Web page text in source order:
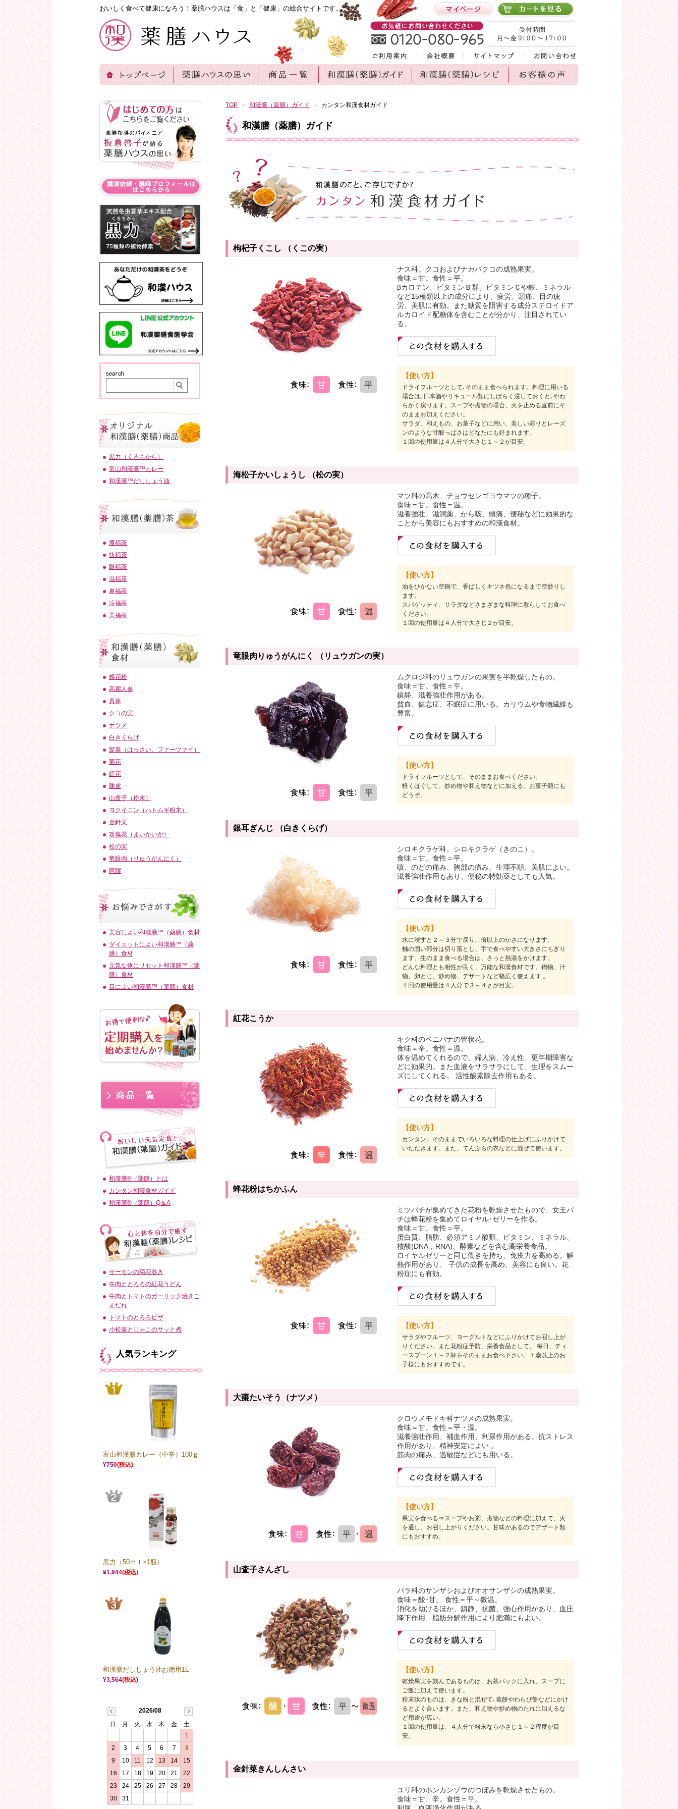
おいしく食べて健康になろう！薬膳ハウスは「食」と「健康」の総合サイトです。
TOP 和漢膳（薬膳）ガイド カンタン和漢食材ガイド
和漢膳（薬膳）ガイド
枸杞子くこし （くこの実）
ナス科。クコおよびナカバクコの成熟果実。
食味＝甘。食性＝平。
βカロテン、ビタミンＢ群、ビタミンＣや鉄、ミネラル
など15種類以上の成分により、疲労、頭痛、目の疲
労、美肌に有効。また糖質を阻害する成分ステロイドア
ルカロイド配糖体を含むことが分かり、注目されてい
る。
【使い方】
ドライフルーツとして､そのまま食べられます。料理に用いる
場合は､日本酒やリキュール類にしばらく浸しておくと､やわ
らかく戻ります。スープや煮物の場合、火を止める直前にそ
のままお加えください。
サラダ、和えもの、お菓子などに用い、美しい彩りとレーズ
ンのような甘酸っぱさはどなたにも好まれます。
１回の使用量は４人分で大さじ１～２が目安。
海松子かいしょうし （松の実）
マツ科の高木、チョウセンゴヨウマツの種子。
食味＝甘。食性＝温。
滋養強壮、滋潤薬、から咳、頭痛、便秘などに効果的な
ことから美容にもおすすめの和漢食材。
【使い方】
油をひかない空鍋で、香ばしくキツネ色になるまで空炒りし
ます。
スパゲッティ、サラダなどさまざまな料理に散らしてお食べ
ください。
１回の使用量は４人分で大さじ２が目安。
竜眼肉りゅうがんにく （リュウガンの実）
ムクロジ科のリュウガンの果実を半乾燥したもの。
食味＝甘。食性＝平。
鎮静、滋養強壮作用がある。
貧血、健忘症、不眠症に用いる。カリウムや食物繊維も
豊富。
【使い方】
ドライフルーツとして、そのままお食べください。
軽くほぐして、炒め物や和え物などに加える。お菓子類にも
どうぞ。
銀耳ぎんじ （白きくらげ）
シロキクラゲ科。シロキクラゲ（きのこ）。
食味＝甘。食性＝平。
咳、のどの痛み、胸部の痛み、生理不順、美肌によい。
滋養強壮作用もあり、便秘の特効薬としても人気。
【使い方】
水に浸すと２～３分で戻り、倍以上のかさになります。
軸の固い部分は切り落とし、手で食べやすい大きさにちぎり
ます。生のまま食べる場合は、さっと熱湯をかけます。
どんな料理とも相性が良く、万能な和漢食材です。鍋物、汁
物、卵とじ、炒め物、デザートなど幅広く使えます 。
１回の使用量は４人分で３～４ｇが目安。
紅花こうか
キク科のベニバナの管状花。
食味＝辛。食性＝温。
体を温めてくれるので、婦人病、冷え性、更年期障害な
どに効果的。また血液をサラサラにして、生理をスムー
ズにしてくれる。 活性酸素除去作用もある。
【使い方】
カンタン。そのままでいろいろな料理の仕上げにふりかけて
いただきます。また、てんぷらの衣などに混ぜて使います。
蜂花粉はちかふん
ミツバチが集めてきた花粉を乾燥させたもので、女王バ
チは蜂花粉を集めてロイヤル･ゼリーを作る。
食味＝甘。食性＝平。
蛋白質、脂肪、必須アミノ酸類、ビタミン、ミネラル、
核酸(DNA，RNA)、酵素などを含む高栄養食品。
ロイヤルゼリーと同じ働きを持ち、免疫力を高める。解
熱作用があり、 子供の成長を高め、美容にも良い。花
粉症にも有効。
【使い方】
サラダやフルーツ、ヨーグルトなどにふりかけてお召し上が
りください。また花粉症予防、栄養食品として、 毎日、ティ
ースプーン１～２杯をそのままお食べ下さい。１歳以上のお
子様にもおすすめです。
大棗たいそう（ナツメ）
クロウメモドキ科ナツメの成熟果実。
食味＝甘。食性＝平・温。
滋養強壮作用、補血作用、利尿作用がある。抗ストレス
作用があり、精神安定によい 。
筋肉の痛み、過敏症などにも用いる。
【使い方】
果実を食べる⇒スープやお粥、煮物などの料理に加えて、火
を通し、お召し上がりください。甘味があるのでデザート類
にもおすすめ。
山査子さんざし
バラ科のサンザシおよびオオサンザシの成熟果実。
食味＝酸･甘。 食性＝平～微温。
消化を助けるほか、鎮静、抗菌、強心作用があり、血圧
降下作用、脂肪分解作用により肥満にもよい。
【使い方】
乾燥果実を刻んであるものは、お茶パックに入れ、スープに
ご飯に加えて使います。
粉末状のものは、きな粉と混ぜて､葛餅やわらび餅などにかけ
るとよく合います。また、和え物や炒め物のたれに加えるな
ど用途が広い。
１回の使用量は、４人分で粉末なら小さじ１～２程度が目
安。
金針菜きんしんさい
ユリ科のホンカンゾウのつぼみを乾燥させたもの。
食味＝甘、辛。食性＝平。
黒力（くろちから）
富山和漢膳™カレー
和漢膳™だししょう油
痩福茶
快福茶
眼福茶
温福茶
鼻福茶
涼福茶
美福茶
蜂花粉
高麗人参
真珠
クコの実
ナツメ
白きくらげ
髪菜（はっさい、ファーツァイ）
菊花
紅花
陳皮
山査子（粉末）
ヨクイニン（ハトムギ粉末）
金針菜
攻瑰花（まいかいか）
松の実
竜眼肉（りゅうがんにく）
阿膠
美容によい和漢膳™（薬膳）食材
ダイエットによい和漢膳™（薬
膳）食材
元気な体にリセット和漢膳™（薬
膳）食材
目によい和漢膳™（薬膳）食材
和漢膳®（薬膳）とは
カンタン和漢食材ガイド
和漢膳®（薬膳）Q＆A
サーモンの菊花巻き
牛肉ととろろの紅花うどん
牛肉とトマトのガーリック焼きご
まだれ
トマトのとろろピザ
小松菜とじゃこのサッと煮
人気ランキング
富山和漢膳カレー（中辛）100ｇ
¥750(税込)
黒力（50ｍｌ×1瓶）
¥1,944(税込)
和漢膳だししょう油お徳用1L
¥3,564(税込)
2026/08
日 月 火 水 木 金
土
1
2 3 4 5 6 7 8
9 10 11 12 13 14 15
16 17 18 19 20 21 22
23 24 25 26 27 28 29
30 31